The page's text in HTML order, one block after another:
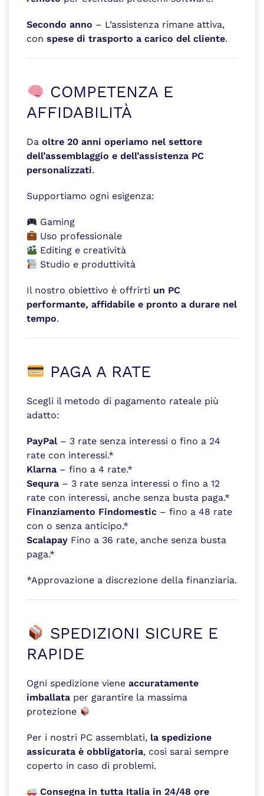
Secondo anno – L’assistenza rimane attiva,
con spese di trasporto a carico del cliente.
COMPETENZA E
AFFIDABILITÀ
Da oltre 20 anni operiamo nel settore
dell’assemblaggio e dell’assistenza PC
personalizzati.
Supportiamo ogni esigenza:
Gaming
Uso professionale
Editing e creatività
Studio e produttività
Il nostro obiettivo è offrirti un PC
performante, affidabile e pronto a durare nel
tempo.
PAGA A RATE
Scegli il metodo di pagamento rateale più
adatto:
PayPal – 3 rate senza interessi o fino a 24
rate con interessi.*
Klarna – fino a 4 rate.*
Sequra – 3 rate senza interessi o fino a 12
rate con interessi, anche senza busta paga.*
Finanziamento Findomestic – fino a 48 rate
con o senza anticipo.*
Scalapay Fino a 36 rate, anche senza busta
paga.*
*Approvazione a discrezione della finanziaria.
SPEDIZIONI SICURE E
RAPIDE
Ogni spedizione viene accuratamente
imballata per garantire la massima
protezione
Per i nostri PC assemblati, la spedizione
assicurata è obbligatoria, così sarai sempre
coperto in caso di problemi.
Consegna in tutta Italia in 24/48 ore